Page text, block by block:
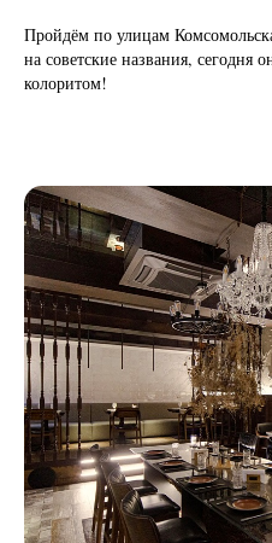
Пройдём по улицам
на советские названия, сегодня
колоритом!